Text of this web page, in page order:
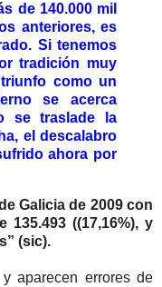
de 140.000 mil
anteriores, es
Si tenemos
tradición muy
como un
se acerca
se traslade la
el descalabro
ahora por
Galicia de 2009 con
135.493 ((17,16%), y
(sic).
aparecen errores de